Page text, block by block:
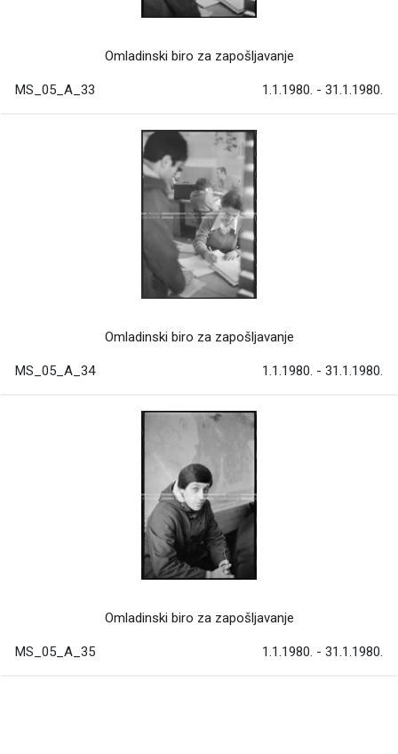
Omladinski biro za zapošljavanje
MS_05_A_33 1.1.1980. - 31.1.1980.
Omladinski biro za zapošljavanje
MS_05_A_34 1.1.1980. - 31.1.1980.
Omladinski biro za zapošljavanje
MS_05_A_35 1.1.1980. - 31.1.1980.